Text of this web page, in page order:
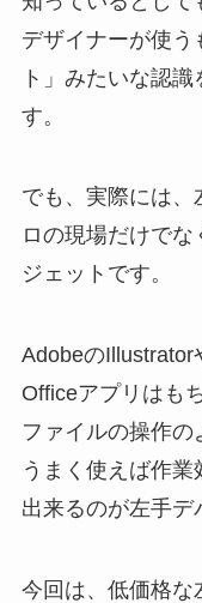
デザイナーが使う
ト」みたいな認
す。
でも、実際には
ロの現場だけで
ジェットです。
AdobeのIllustrator
Officeアプリはも
ファイルの操作の
うまく使えば作
出来るのが左手デ
今回は、低価格な